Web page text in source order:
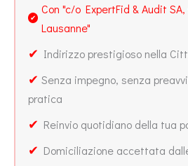
✔
Con "c/o ExpertFid & Audit
Lausanne"
✔ Indirizzo prestigioso nella
✔ Senza impegno, senza
pratica
✔ Reinvio quotidiano della tua
✔ Domiciliazione accettata